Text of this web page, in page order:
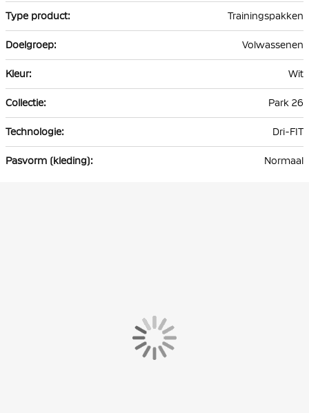
Trainingspakken
Volwassenen
Wit
Park 26
Dri-FIT
Normaal